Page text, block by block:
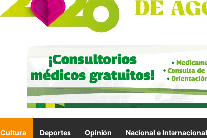
Cultura Deportes Opinión Nacional e Internacional